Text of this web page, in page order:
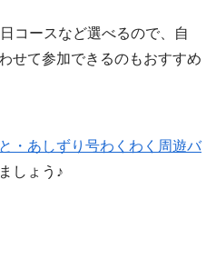
コースなど選べるので、自
せて参加できるのもおすすめ
・あしずり号わくわく周遊バ
しょう♪